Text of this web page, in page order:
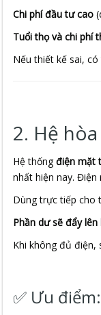
Chi phí đầu tư cao
Tuổi thọ và chi phí
Nếu thiết kế sai,
2. Hệ
Hệ thốngđiện mặt
nhất hiện nay.
Dùng trực tiếp cho
Phần dư sẽ đẩy
Khi không đủ điện,
✅ Ưu điểm: